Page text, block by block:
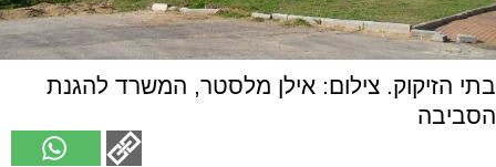
בתי הזיקוק. צילום: אילן מלסטר, המשרד להגנת
הסביבה